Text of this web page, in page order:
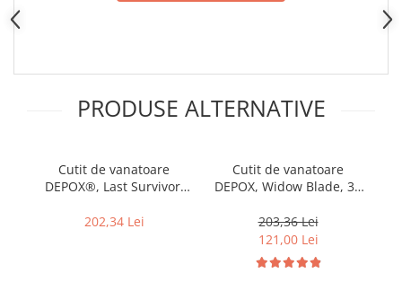
PRODUSE ALTERNATIVE
Cutit de vanatoare
DEPOX®, Last Survivor,
cm, teaca inclusa
202,34 Lei
Cutit de vanatoare
DEPOX, Widow Blade, 30
203,36 Lei
121,00 Lei